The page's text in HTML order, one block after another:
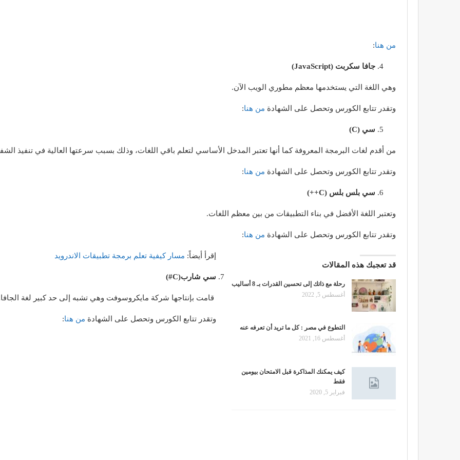
من هنا:
جافا سكربت (JavaScript)
وهي اللغة التي يستخدمها معظم مطوري الويب الآن.
وتقدر تتابع الكورس وتحصل على الشهادة من هنا:
سي (C)
من أقدم لغات البرمجة المعروفة كما أنها تعتبر المدخل الأساسي لتعلم باقي اللغات، وذلك بسبب سرعتها العالية في تنفيذ
وتقدر تتابع الكورس وتحصل على الشهادة من هنا:
سي بلس بلس (C++)
وتعتبر اللغة الأفضل في بناء التطبيقات من بين معظم اللغات.
وتقدر تتابع الكورس وتحصل على الشهادة من هنا:
قد تعجبك هذه المقالات
رحلة مع ذاتك إلى تحسين القدرات بـ 8 أساليب
أغسطس 5, 2022
التطوع في مصر : كل ما تريد أن تعرفه عنه
أغسطس 16, 2021
كيف يمكنك المذاكرة قبل الامتحان بيومين
فقط
فبراير 5, 2020
إقرأ أيضاً: مسار كيفية تعلم برمجة تطبيقات الاندرويد
سي شارب(C#)
قامت بإنتاجها شركة مايكروسوفت وهي تشبه إلى حد كبير لغة
وتقدر تتابع الكورس وتحصل على الشهادة من هنا: